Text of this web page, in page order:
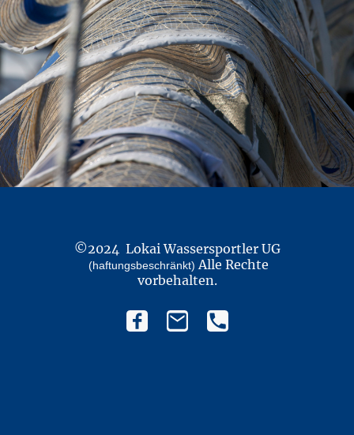
©2024 Lokai Wassersportler UG
(haftungsbeschränkt) Alle Rechte
vorbehalten.